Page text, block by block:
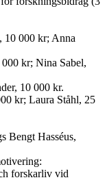
000 kr; Anna
kr; Nina Sabel,
10 000 kr.
kr; Laura Ståhl, 25
Bengt Hasséus,
forskarliv vid